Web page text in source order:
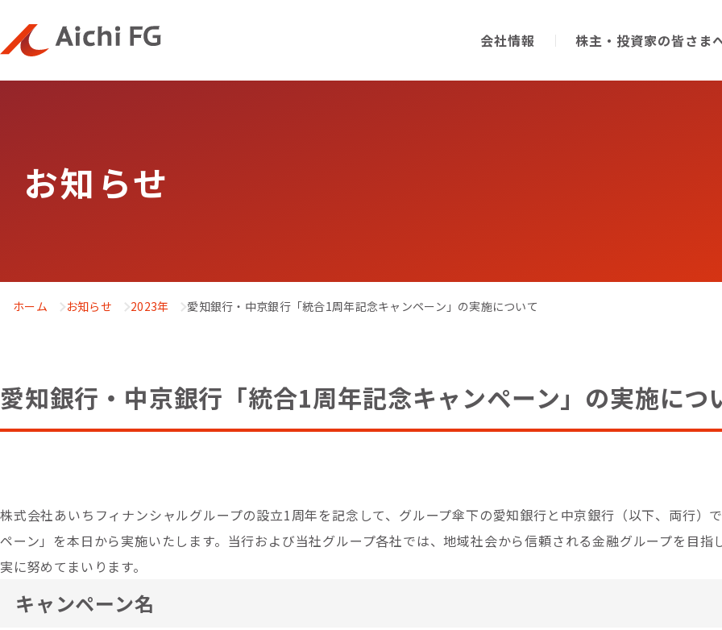
会社情報 株主・投資家の皆さま
お知らせ
ホーム お知らせ 2023年 愛知銀行・中京銀行「統合1周年記念キャンペーン」の実施について
愛知銀行・中京銀行「統合1周年記念キャンペーン」の実施につ
株式会社あいちフィナンシャルグループの設立1周年を記念して、グループ傘下の愛知銀行と中京銀行（以下、両行）
ペーン」を本日から実施いたします。当行および当社グループ各社では、地域社会から信頼される金融グループを目指
実に努めてまいります。
キャンペーン名